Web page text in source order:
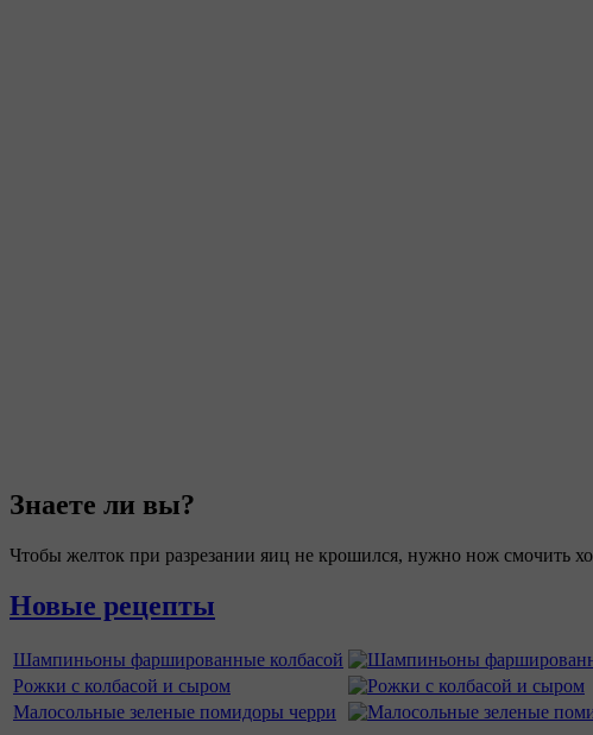
Знаете ли вы?
Чтобы желток при разрезании яиц не крошился, нужно нож смочить
Новые рецепты
Шампиньоны фаршированные колбасой
Рожки с колбасой и сыром
Малосольные зеленые помидоры черри